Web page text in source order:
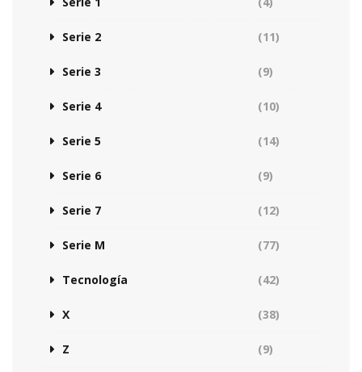
Serie 2 (11)
Serie 3 (9)
Serie 4 (10)
Serie 5 (14)
Serie 6 (9)
Serie 7 (12)
Serie M (77)
Tecnología (42)
X (38)
Z (9)